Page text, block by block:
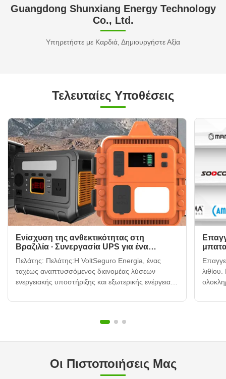
Guangdong Shunxiang Energy Technology
Co., Ltd.
Υπηρετήστε με Καρδιά, Δημιουργήστε Αξία
Τελευταίες Υποθέσεις
Ενίσχυση της ανθεκτικότητας στη
Βραζιλία ∙ Συνεργασία UPS για ένα
ηλεκτροπαραγωγής
Πελάτης: Πελάτης:Η VoltSeguro Energia, ένας
ταχέως αναπτυσσόμενος διανομέας λύσεων
ενεργειακής υποστήριξης και εξωτερικής ενέργειας
Δύσκολο:Η δυναμική αγορά της Βραζιλίας
συχνή αστάθεια του δικτύου στις αστικέ...
μαζική
Οι Πιστοποιήσεις Μας